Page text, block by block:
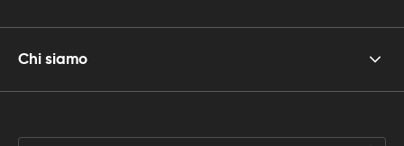
Chi siamo